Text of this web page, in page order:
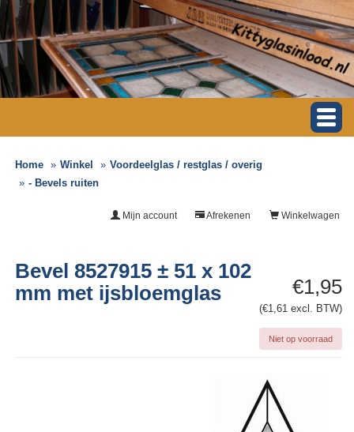
Home Winkel
Voordeelglas / restglas / overig
- Bevels ruiten
Winkelwagen
Afrekenen
Mijn account
€1,95
(€1,61 excl. BTW)
Niet op voorraad
Bevel 8527915 ± 51 x 102
mm met ijsbloemglas